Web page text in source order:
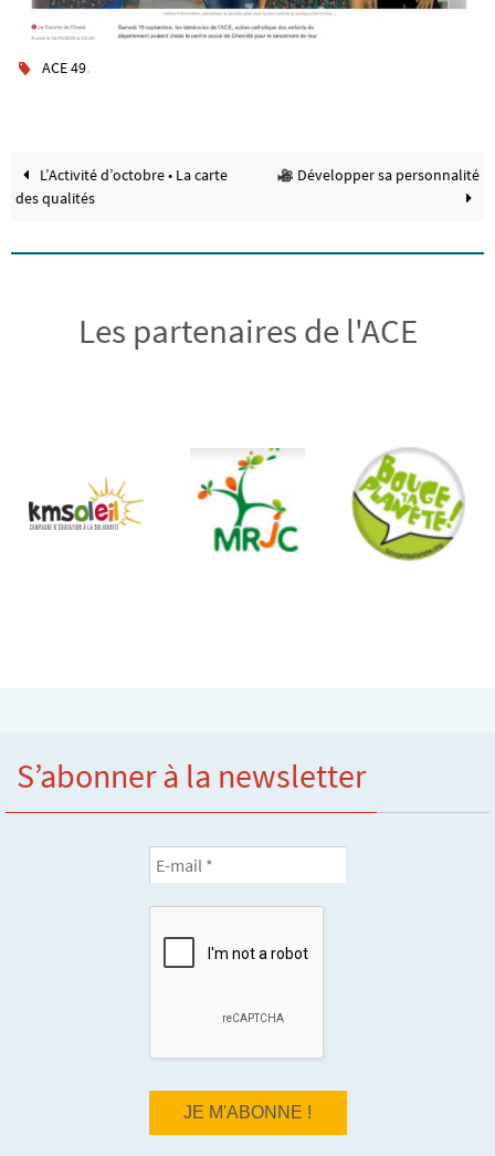
ACE 49.
L’Activité d’octobre • La carte
des qualités
Développer sa personnalité
Les partenaires de l'ACE
S’abonner à la newsletter